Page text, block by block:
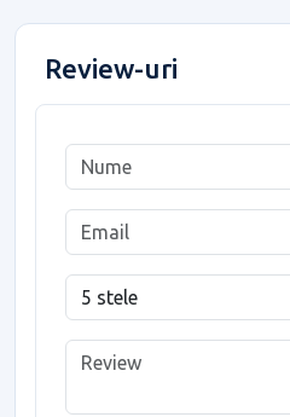
Review-uri